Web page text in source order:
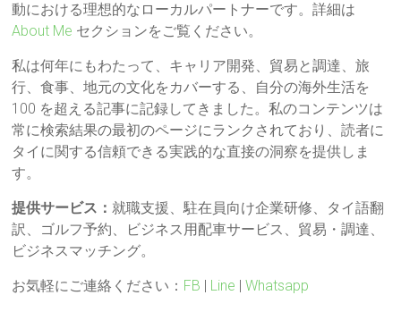
動における理想的なローカルパートナーです。詳細は
About Me セクションをご覧ください。
私は何年にもわたって、キャリア開発、貿易と調達、旅
行、食事、地元の文化をカバーする、自分の海外生活を
100 を超える記事に記録してきました。私のコンテンツは
常に検索結果の最初のページにランクされており、読者に
タイに関する信頼できる実践的な直接の洞察を提供しま
す。
提供サービス：就職支援、駐在員向け企業研修、タイ語翻
訳、ゴルフ予約、ビジネス用配車サービス、貿易・調達、
ビジネスマッチング。
お気軽にご連絡ください： FB | Line |Whatsapp